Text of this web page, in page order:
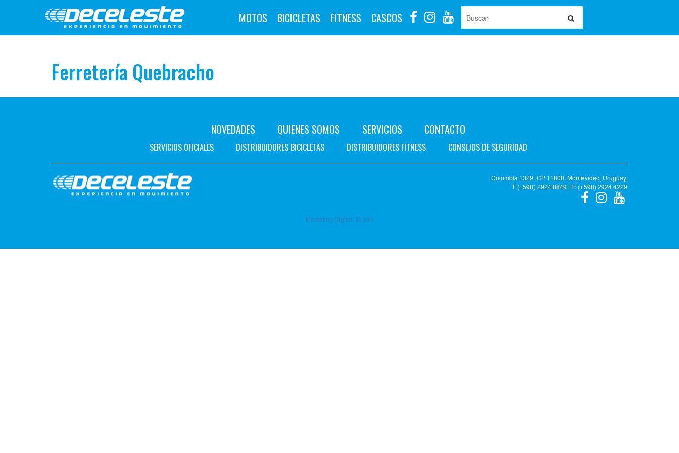
MOTOS BICICLETAS FITNESS CASCOS
Ferretería Quebracho
NOVEDADES QUIENES SOMOS SERVICIOS CONTACTO
SERVICIOS OFICIALES DISTRIBUIDORES BICICLETAS DISTRIBUIDORES FITNESS CONSEJOS DE SEGURIDAD
Colombia 1329. CP 11800. Montevideo, Uruguay.
T: (+598) 2924 8849 | F: (+598) 2924 4229
Marketing Digital: ELE10